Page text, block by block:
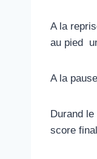
A la
au pied
A la
Durand
score